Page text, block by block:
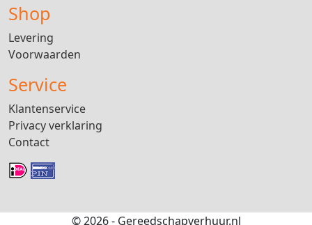
Shop
Levering
Voorwaarden
Service
Klantenservice
Privacy verklaring
Contact
© 2026 - Gereedschapverhuur.nl